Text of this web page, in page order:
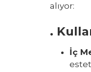
alıyor:
.
İç